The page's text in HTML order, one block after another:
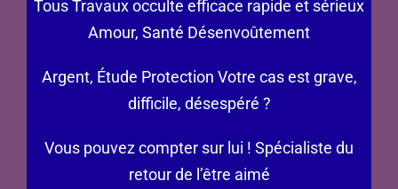
Tous Travaux occulte efficace rapide et sérieux
Amour, Santé Désenvoûtement
Argent, Étude Protection Votre cas est grave,
difficile, désespéré ?
Vous pouvez compter sur lui ! Spécialiste du
retour de l’être aimé